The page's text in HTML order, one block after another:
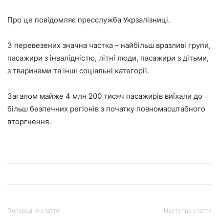
Про це повідомляє пресслужба Укрзалізниці.
З перевезених значна частка – найбільш вразливі групи,
пасажири з інвалідністю, літні люди, пасажири з дітьми,
з тваринами та інші соціальні категорії.
Загалом майже 4 млн 200 тисяч пасажирів виїхали до
більш безпечних регіонів з початку повномасштабного
вторгнення.
Попередня стаття Наступна стаття